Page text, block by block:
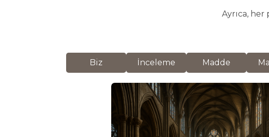
Ayrıca, her
Biz İnceleme Madde